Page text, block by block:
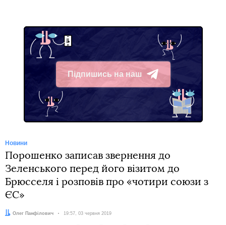
Підпишись на наш
Telegram
Новини
Порошенко записав звернення до
Зеленського перед його візитом до
Брюсселя і розповів про «чотири союзи з
ЄС»
Автор:
Олег Панфілович Дата:
19:57, 03 червня 2019